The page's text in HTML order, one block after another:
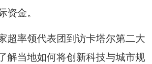
资金。
率领代表团到访卡塔尔第二大
解当地如何将创新科技与城市规